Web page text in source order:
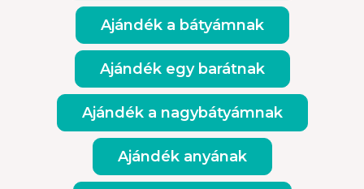
Ajándék a bátyámnak
Ajándék egy barátnak
Ajándék a nagybátyámnak
Ajándék anyának